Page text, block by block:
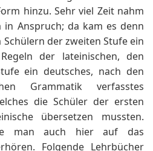
hinzu. Sehr viel Zeit nahm
Anspruch; da kam es denn
Schülern der zweiten Stufe ein
der lateinischen, den
ein deutsches, nach den
Grammatik verfasstes
die Schüler der ersten
übersetzen mussten.
man auch hier auf das
Folgende Lehrbücher